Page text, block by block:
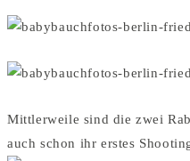
Mittlerweile sind die zwei
auch schon ihr erstes